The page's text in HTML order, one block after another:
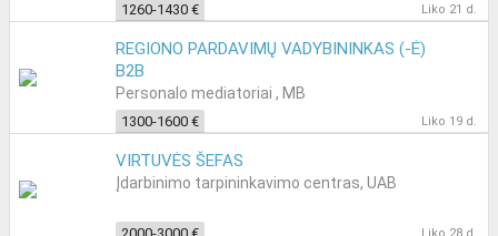
1260-1430 € Liko 21 d.
REGIONO PARDAVIMŲ VADYBININKAS (-Ė)
B2B
Personalo mediatoriai , MB
1300-1600 € Liko 19 d.
VIRTUVĖS ŠEFAS
Įdarbinimo tarpininkavimo centras, UAB